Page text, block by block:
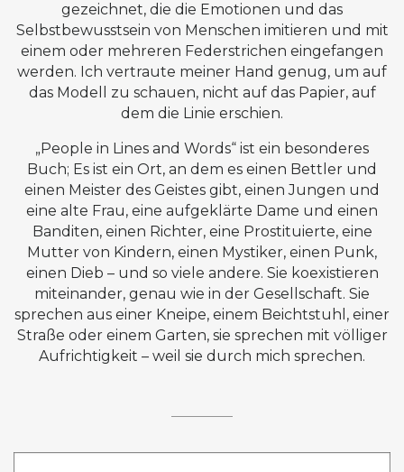
gezeichnet, die die Emotionen und das
Selbstbewusstsein von Menschen imitieren und mit
einem oder mehreren Federstrichen eingefangen
werden. Ich vertraute meiner Hand genug, um auf
das Modell zu schauen, nicht auf das Papier, auf
dem die Linie erschien.
„People in Lines and Words“ ist ein besonderes
Buch; Es ist ein Ort, an dem es einen Bettler und
einen Meister des Geistes gibt, einen Jungen und
eine alte Frau, eine aufgeklärte Dame und einen
Banditen, einen Richter, eine Prostituierte, eine
Mutter von Kindern, einen Mystiker, einen Punk,
einen Dieb – und so viele andere. Sie koexistieren
miteinander, genau wie in der Gesellschaft. Sie
sprechen aus einer Kneipe, einem Beichtstuhl, einer
Straße oder einem Garten, sie sprechen mit völliger
Aufrichtigkeit – weil sie durch mich sprechen.